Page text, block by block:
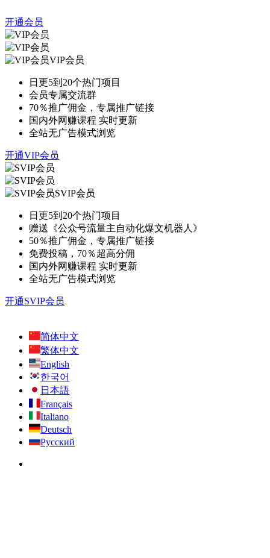
开通会员
VIP会员
日更5到20个热门项目
会员专属交流群
70％推广佣金，专属推广链接
国内外网赚课程 实时更新
全站无广告模式浏览
开通VIP会员
SVIP会员
日更5到20个热门项目
赠送《公众号流量主自动化爆文机器人》
50％推广佣金，专属推广链接
免费投稿，70％超高分佣
国内外网赚课程 实时更新
全站无广告模式浏览
开通SVIP会员
简体中文
繁体中文
English
한국어
日本語
Français
Italiano
Deutsch
Русский